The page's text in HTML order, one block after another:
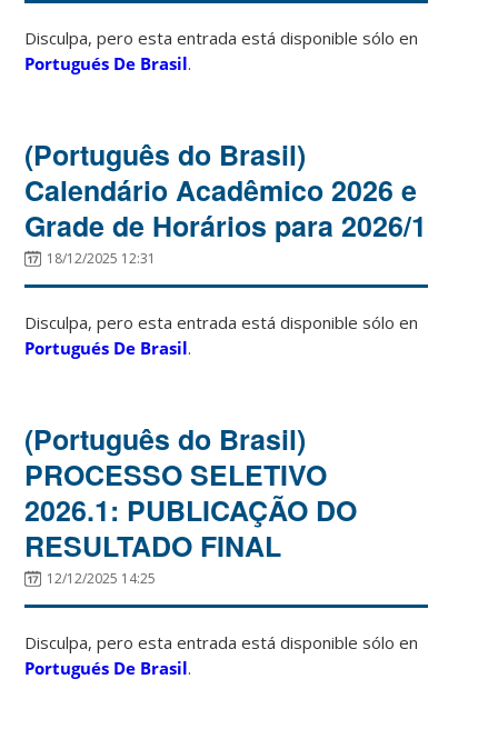
Disculpa, pero esta entrada está disponible sólo en
Portugués De Brasil.
(Português do Brasil)
Calendário Acadêmico 2026 e
Grade de Horários para 2026/1
18/12/2025 12:31
Disculpa, pero esta entrada está disponible sólo en
Portugués De Brasil.
(Português do Brasil)
PROCESSO SELETIVO
2026.1: PUBLICAÇÃO DO
RESULTADO FINAL
12/12/2025 14:25
Disculpa, pero esta entrada está disponible sólo en
Portugués De Brasil.